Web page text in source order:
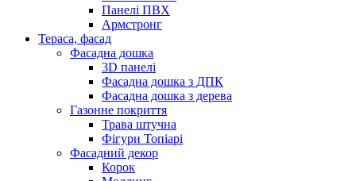
Панелі ПВХ
Армстронг
Тераса, фасад
Фасадна дошка
3D панелі
Фасадна дошка з ДПК
Фасадна дошка з дерева
Газонне покриття
Трава штучна
Фігури Топіарі
Фасадний декор
Корок